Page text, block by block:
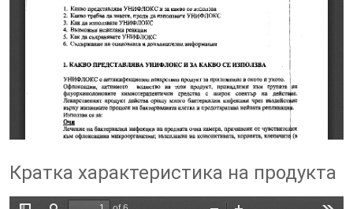
Кратка характеристика на продукта